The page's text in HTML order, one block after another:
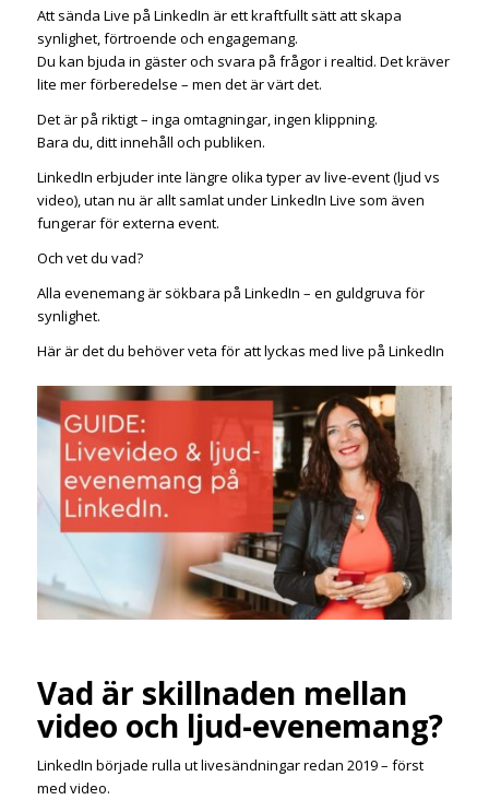
Att sända Live på LinkedIn är ett kraftfullt sätt att skapa
synlighet, förtroende och engagemang.
Du kan bjuda in gäster och svara på frågor i realtid. Det kräver
lite mer förberedelse – men det är värt det.
Det är på riktigt – inga omtagningar, ingen klippning.
Bara du, ditt innehåll och publiken.
LinkedIn erbjuder inte längre olika typer av live-event (ljud vs
video), utan nu är allt samlat under LinkedIn Live som även
fungerar för externa event.
Och vet du vad?
Alla evenemang är sökbara på LinkedIn – en guldgruva för
synlighet.
Här är det du behöver veta för att lyckas med live på LinkedIn
Vad är skillnaden mellan
video och ljud-evenemang?
LinkedIn började rulla ut livesändningar redan 2019 – först
med video.